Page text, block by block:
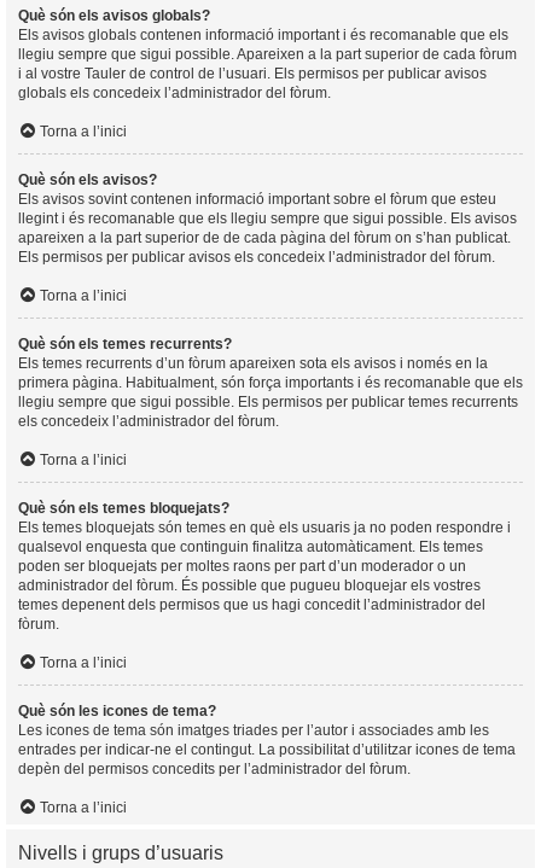
Què són els avisos globals?
Els avisos globals contenen informació important i és recomanable que els
llegiu sempre que sigui possible. Apareixen a la part superior de cada fòrum
i al vostre Tauler de control de l’usuari. Els permisos per publicar avisos
globals els concedeix l’administrador del fòrum.
Torna a l’inici
Què són els avisos?
Els avisos sovint contenen informació important sobre el fòrum que esteu
llegint i és recomanable que els llegiu sempre que sigui possible. Els avisos
apareixen a la part superior de de cada pàgina del fòrum on s’han publicat.
Els permisos per publicar avisos els concedeix l’administrador del fòrum.
Torna a l’inici
Què són els temes recurrents?
Els temes recurrents d’un fòrum apareixen sota els avisos i només en la
primera pàgina. Habitualment, són força importants i és recomanable que els
llegiu sempre que sigui possible. Els permisos per publicar temes recurrents
els concedeix l’administrador del fòrum.
Torna a l’inici
Què són els temes bloquejats?
Els temes bloquejats són temes en què els usuaris ja no poden respondre i
qualsevol enquesta que continguin finalitza automàticament. Els temes
poden ser bloquejats per moltes raons per part d’un moderador o un
administrador del fòrum. És possible que pugueu bloquejar els vostres
temes depenent dels permisos que us hagi concedit l’administrador del
fòrum.
Torna a l’inici
Què són les icones de tema?
Les icones de tema són imatges triades per l’autor i associades amb les
entrades per indicar-ne el contingut. La possibilitat d’utilitzar icones de tema
depèn del permisos concedits per l’administrador del fòrum.
Torna a l’inici
Nivells i grups d’usuaris